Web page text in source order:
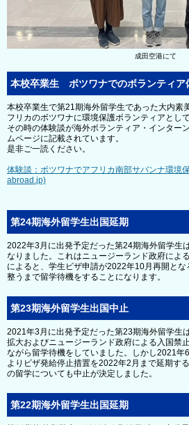
成田空港にて
本校卒業生 ボツワナでのボランティア
本校卒業生で第21期海外留学生であった大内素
フリカのボツワナに環境保護ボランティアとし
その時の体験談が海外ボランティア・インター
ムページに記載されています。
是非ご一読ください。
体験談：ボツワナでアフリカ南部サバンナ環
abroad.jp)
第24期海外留学生出国延期
2022年3月に出発予定だった第24期海外留学生
なりました。これはニュージーランド政府によ
によると、学生ビザ申請が2022年10月再開と
整うまで留学待機をすることになります。
第23期海外留学生出国中止
2021年3月に出発予定だった第23期海外留学生
拡大およびニュージーランド政府による入国禁
ながら留学待機をしていました。しかし2021年
よりビザ発給停止措置を2022年2月まで延期す
の留学についても中止が決定しました。
第22期海外留学生出国延期